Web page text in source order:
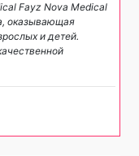
Fayz Nova Medical
оказывающая
и детей.